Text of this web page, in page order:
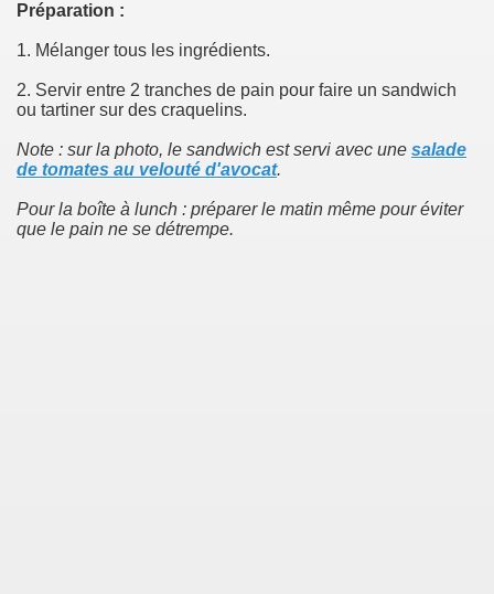
Préparation :
1. Mélanger tous les ingrédients.
2. Servir entre 2 tranches de pain pour faire un sandwich
ou tartiner sur des craquelins.
Note : sur la photo, le sandwich est servi avec une salade
de tomates au velouté d'avocat.
Pour la boîte à lunch : préparer le matin même pour éviter
que le pain ne se détrempe.